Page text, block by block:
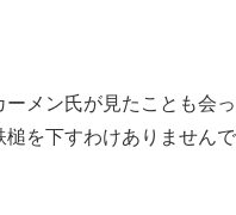
メン氏が見たことも会っ
を下すわけありませんで